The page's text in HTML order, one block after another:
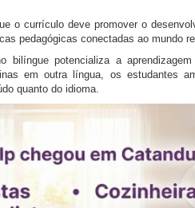
o currículo deve promover o
pedagógicas conectadas ao mundo
bilíngue potencializa a
em outra língua, os estudantes
quanto do idioma.